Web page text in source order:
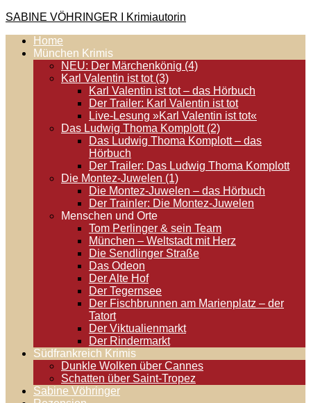
Zum
springen
SABINE VÖHRINGER I Krimiautorin
Krimis, bei denen das universell Menschliche im Vordergrund
steht. Spielen zentral in der Münchner Altstadt.
Home
München Krimis
NEU: Der Märchenkönig (4)
Karl Valentin ist tot (3)
Karl Valentin ist tot – das Hörbuch
Der Trailer: Karl Valentin ist tot
Live-Lesung »Karl Valentin ist tot«
Das Ludwig Thoma Komplott (2)
Das Ludwig Thoma Komplott – das
Hörbuch
Der Trailer: Das Ludwig Thoma Komplott
Die Montez-Juwelen (1)
Die Montez-Juwelen – das Hörbuch
Der Trainler: Die Montez-Juwelen
Menschen und Orte
Tom Perlinger & sein Team
München – Weltstadt mit Herz
Die Sendlinger Straße
Das Odeon
Der Alte Hof
Der Tegernsee
Der Fischbrunnen am Marienplatz – der
Tatort
Der Viktualienmarkt
Der Rindermarkt
Südfrankreich Krimis
Dunkle Wolken über Cannes
Schatten über Saint-Tropez
Sabine Vöhringer